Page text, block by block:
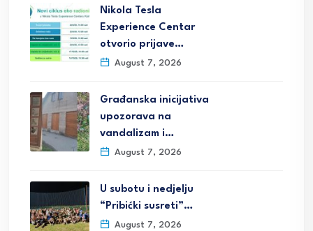
Nikola Tesla
Experience Centar
otvorio prijave…
August 7, 2026
Građanska inicijativa
upozorava na
vandalizam i…
August 7, 2026
U subotu i nedjelju
“Pribićki susreti”…
August 7, 2026